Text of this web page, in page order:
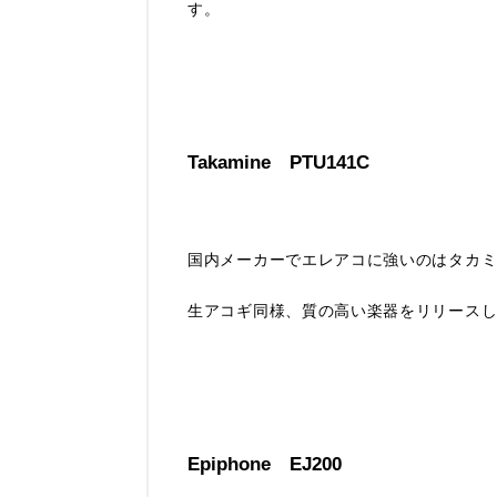
す。
Takamine PTU141C
国内メーカーでエレアコに強いのはタカミ
生アコギ同様、質の高い楽器をリリースし
Epiphone EJ200